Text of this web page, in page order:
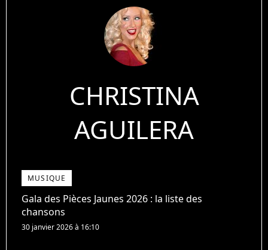
CHRISTINA
AGUILERA
MUSIQUE
Gala des Pièces Jaunes 2026 : la liste des
chansons
30 janvier 2026 à 16:10